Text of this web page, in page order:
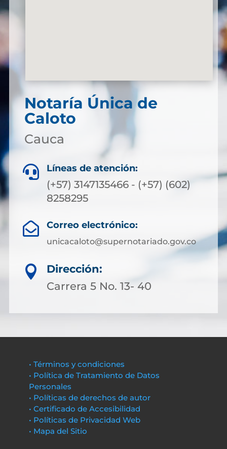
Notaría Única de
Caloto
Cauca
 Líneas de atención:
(+57) 3147135466 - (+57) (602)
8258295
 Correo electrónico:
unicacaloto@supernotariado.gov.co

Dirección:
Carrera 5 No. 13- 40
• Términos y condiciones
• Política de Tratamiento de Datos
Personales
• Políticas de derechos de autor
• Certificado de Accesibilidad
• Políticas de Privacidad Web
• Mapa del Sitio